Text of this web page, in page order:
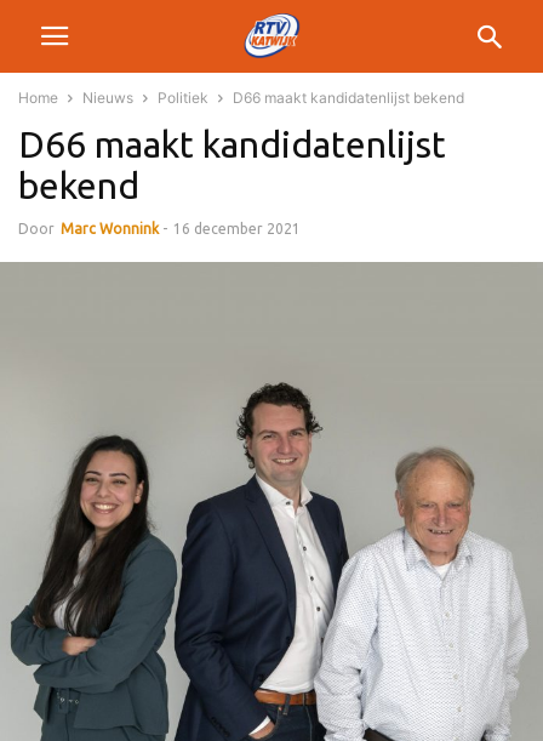
Home Nieuws Politiek D66 maakt kandidatenlijst bekend
D66 maakt kandidatenlijst
bekend
Door Marc Wonnink - 16 december 2021